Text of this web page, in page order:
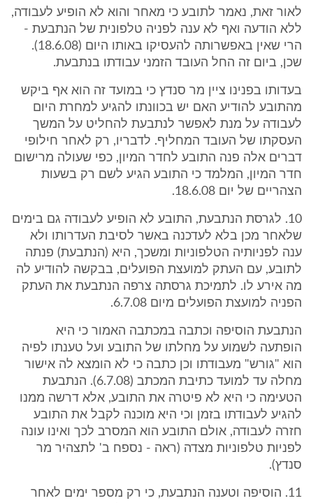
לאור זאת, נאמר לתובע כי מאחר והוא לא הופיע לעבודה,
ללא הודעה ואף לא ענה לפניה טלפונית של הנתבעת -
הרי שאין באפשרותה להעסיקו באותו היום (18.6.08).
שכן, ביום זה החל העובד הזמני עבודתו בנתבעת.
בעדותו בפנינו ציין מר סנדץ כי במועד זה הוא אף ביקש
מהתובע להודיע האם יש בכוונתו להגיע למחרת היום
לעבודה על מנת לאפשר לנתבעת להחליט על המשך
העסקתו של העובד המחליף. לדבריו, רק לאחר חילופי
דברים אלה פנה התובע לחדר המיון, כפי שעולה מרישום
חדר המיון, המלמד כי התובע הגיע לשם רק בשעות
הצהריים של יום 18.6.08.
10. לגרסת הנתבעת, התובע לא הופיע לעבודה גם בימים
שלאחר מכן בלא לעדכנה באשר לסיבת העדרותו ולא
ענה לפניותיה הטלפוניות ומשכך, היא (הנתבעת) פנתה
לתובע, עם העתק למועצת הפועלים, בבקשה להודיע לה
מה אירע לו. לתמיכת גרסתה צרפה הנתבעת את העתק
הפניה למועצת הפועלים מיום 6.7.08.
הנתבעת הוסיפה וכתבה במכתבה האמור כי היא
הופתעה לשמוע על מחלתו של התובע ועל טענתו לפיה
הוא "גורש" מעבודתו וכן כתבה כי לא הומצא לה אישור
מחלה עד למועד כתיבת המכתב (6.7.08). הנתבעת
הטעימה כי היא לא פיטרה את התובע, אלא דרשה ממנו
להגיע לעבודתו בזמן וכי היא מוכנה לקבל את התובע
חזרה לעבודה, אולם התובע הוא המסרב לכך ואינו עונה
לפניות טלפוניות מצדה (ראה - נספח ב' לתצהיר מר
סנדץ).
11. הוסיפה וטענה הנתבעת, כי רק מספר ימים לאחר